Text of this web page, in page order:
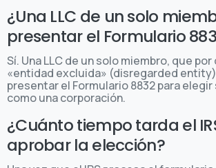
¿Una LLC de un solo
presentar el Formulario
Sí. Una LLC de un solo miembro, que
«entidad excluida» (disregarded
presentar el Formulario 8832 para
como una corporación.
¿Cuánto tiempo tarda el
aprobar la elección?